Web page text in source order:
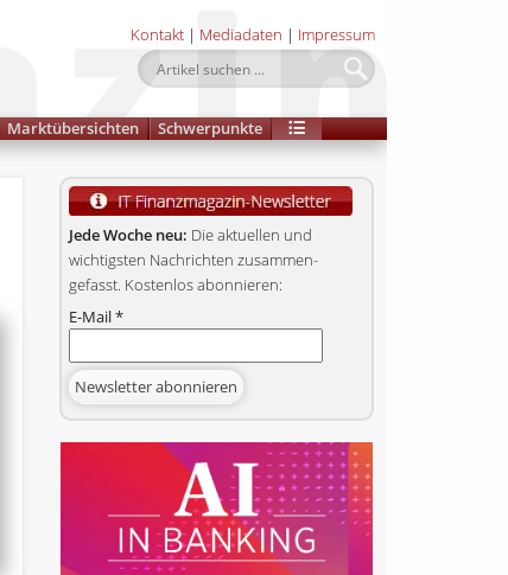
Kontakt | Mediadaten | Impressum
Marktübersichten Schwerpunkte
Jede Woche neu: Die aktuellen und
wichtigsten Nachrichten zusammen­
gefasst. Kostenlos abonnieren:
E-Mail*